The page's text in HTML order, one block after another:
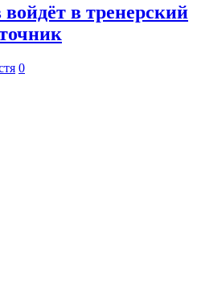
в тренерский
0